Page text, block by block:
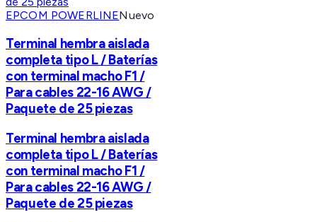
EPCOM POWERLINENuevo
Terminal hembra aislada
completa tipo L / Baterías
con terminal macho F1 /
Para cables 22-16 AWG /
Paquete de 25 piezas
Terminal hembra aislada
completa tipo L / Baterías
con terminal macho F1 /
Para cables 22-16 AWG /
Paquete de 25 piezas